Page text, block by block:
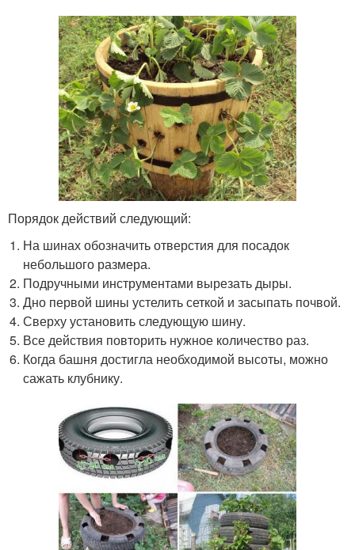
Порядок действий следующий:
На шинах обозначить отверстия для посадок
небольшого размера.
Подручными инструментами вырезать дыры.
Дно первой шины устелить сеткой и засыпать почвой.
Сверху установить следующую шину.
Все действия повторить нужное количество раз.
Когда башня достигла необходимой высоты, можно
сажать клубнику.